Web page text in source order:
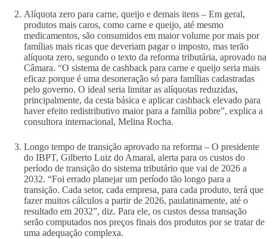
Alíquota zero para carne, queijo e demais itens – Em geral,
produtos mais caros, como carne e queijo, até mesmo
medicamentos, são consumidos em maior volume por mais por
famílias mais ricas que deveriam pagar o imposto, mas terão
alíquota zero, segundo o texto da reforma tributária, aprovado na
Câmara. “O sistema de cashback para carne e queijo seria mais
eficaz porque é uma desoneração só para famílias cadastradas
pelo governo. O ideal seria limitar as alíquotas reduzidas,
principalmente, da cesta básica e aplicar cashback elevado para
haver efeito redistributivo maior para a família pobre”, explica a
consultora internacional, Melina Rocha.
Longo tempo de transição aprovado na reforma – O presidente
do IBPT, Gilberto Luiz do Amaral, alerta para os custos do
período de transição do sistema tributário que vai de 2026 a
2032. “Foi errado planejar um período tão longo para a
transição. Cada setor, cada empresa, para cada produto, terá que
fazer muitos cálculos a partir de 2026, paulatinamente, até o
resultado em 2032”, diz. Para ele, os custos dessa transação
serão computados nos preços finais dos produtos por se tratar de
uma adequação complexa.